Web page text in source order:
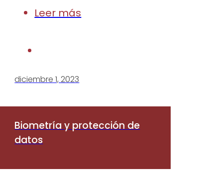
Leer más
diciembre 1, 2023
Biometría y protección de
datos